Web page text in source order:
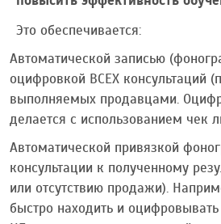
Это обеспечивается:
Автоматической записью
оцифровкой ВСЕХ консультаций
выполняемых продавцами.
делается с использованием чек
Автоматической привязкой
консультации к полученному
или отсутствию продажи).
быстро находить и оцифровывать